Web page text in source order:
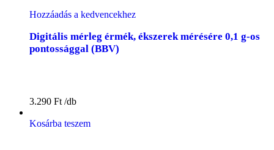
Hozzáadás a kedvencekhez
Digitális mérleg érmék, ékszerek mérésére 0,1 g-os
pontossággal (BBV)
3.290 Ft
Kosárba teszem